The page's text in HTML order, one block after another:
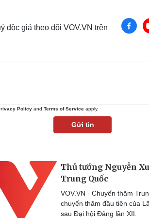
độc giả theo dõi VOV.VN trên
Policy and Terms of Service apply.
Gửi tin
Thủ tướng Nguyễn
Trung Quốc
VOV.VN - Chuyến thăm
chuyến thăm đầu tiên của
sau Đại hội Đảng lần XII.